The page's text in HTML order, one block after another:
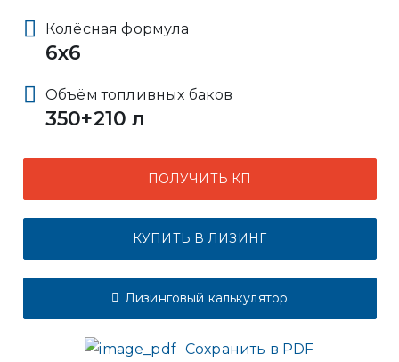
Колёсная формула
6x6
Объём топливных баков
350+210 л
ПОЛУЧИТЬ КП
КУПИТЬ В ЛИЗИНГ
Лизинговый калькулятор
Сохранить в PDF